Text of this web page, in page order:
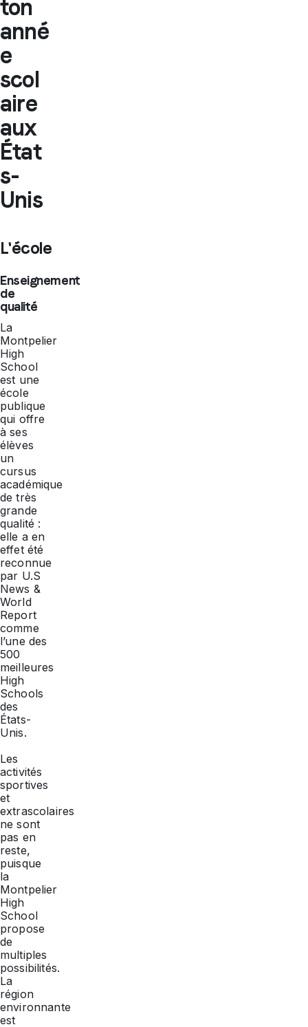
ton
anné
e
scol
aire
aux
État
s-
Unis
L'école
Enseignement
de
qualité
La
Montpelier
High
School
est une
école
publique
qui offre
à ses
élèves
un
cursus
académique
de très
grande
qualité :
elle a en
effet été
reconnue
par U.S
News &
World
Report
comme
l’une des
500
meilleures
High
Schools
des
États-
Unis.
Les
activités
sportives
et
extrascolaires
ne sont
pas en
reste,
puisque
la
Montpelier
High
School
propose
de
multiples
possibilités.
La
région
environnante
est